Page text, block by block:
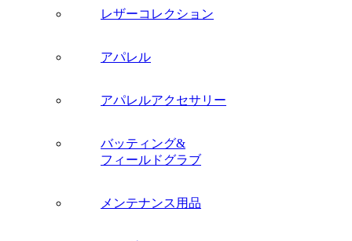
レザーコレクション
アパレル
アパレルアクセサリー
バッティング&
フィールドグラブ
メンテナンス用品